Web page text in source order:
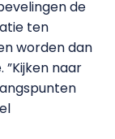
de
ten
worden dan
naar